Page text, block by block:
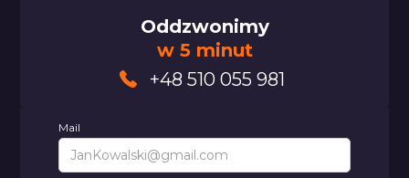
Oddzwonimy
w 5 minut
+48 510 055 981
Mail